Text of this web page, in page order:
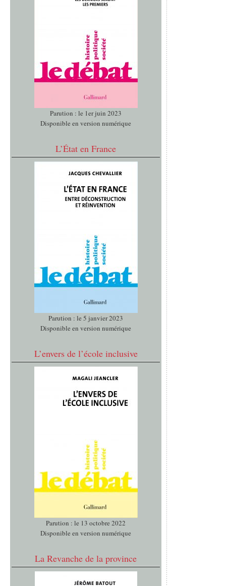
Parution : le 1er juin 2023
Disponible en version numérique
L’État en France
Parution : le 5 janvier 2023
Disponible en version numérique
L’envers de l’école inclusive
Parution : le 13 octobre 2022
Disponible en version numérique
La Revanche de la province